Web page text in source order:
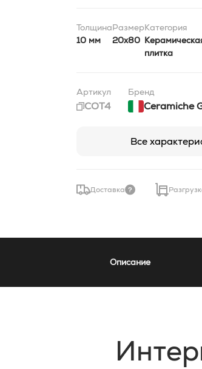
Толщина
10 мм
Размер
20x80
Категория
плитка
Артикул
COT4
Бренд
Ceramiche
Все
Доставка
Описание